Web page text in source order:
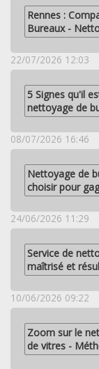
Rennes :
Bureaux -
22/07/2026 12:03
5 Signes qu'il
nettoyage de
08/07/2026 16:46
Nettoyage de
choisir pour
24/06/2026 11:29
Service de
maîtrisé et
10/06/2026 09:22
Zoom sur le
de vitres -